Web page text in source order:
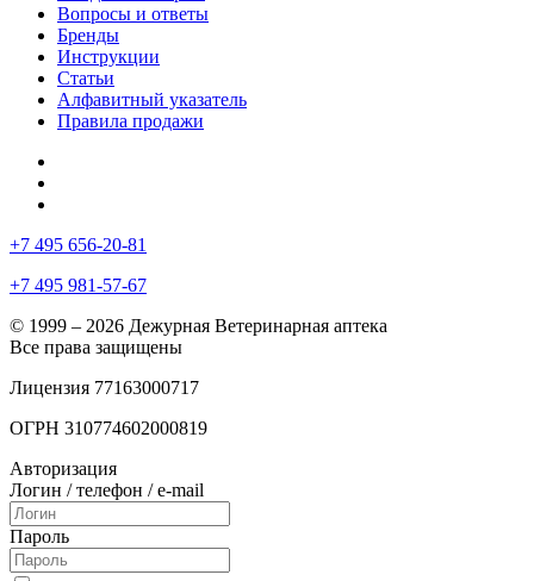
Вопросы и ответы
Бренды
Инструкции
Статьи
Алфавитный указатель
Правила продажи
+7 495 656-20-81
+7 495 981-57-67
© 1999 – 2026 Дежурная Ветеринарная аптека
Все права защищены
Лицензия 77163000717
ОГРН 310774602000819
Авторизация
Логин / телефон / e-mail
Пароль